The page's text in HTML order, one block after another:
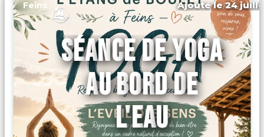
Feins Ajouté le 24
SÉANCE DE YOGA
AU BORD DE
L'EAU